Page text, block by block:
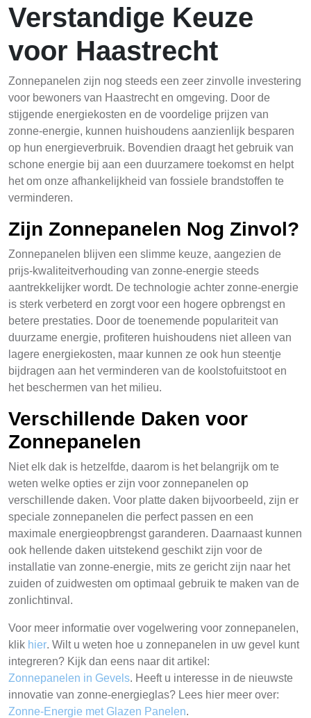
Verstandige Keuze
voor Haastrecht
Zonnepanelen zijn nog steeds een zeer zinvolle investering
voor bewoners van Haastrecht en omgeving. Door de
stijgende energiekosten en de voordelige prijzen van
zonne-energie, kunnen huishoudens aanzienlijk besparen
op hun energieverbruik. Bovendien draagt het gebruik van
schone energie bij aan een duurzamere toekomst en helpt
het om onze afhankelijkheid van fossiele brandstoffen te
verminderen.
Zijn Zonnepanelen Nog Zinvol?
Zonnepanelen blijven een slimme keuze, aangezien de
prijs-kwaliteitverhouding van zonne-energie steeds
aantrekkelijker wordt. De technologie achter zonne-energie
is sterk verbeterd en zorgt voor een hogere opbrengst en
betere prestaties. Door de toenemende populariteit van
duurzame energie, profiteren huishoudens niet alleen van
lagere energiekosten, maar kunnen ze ook hun steentje
bijdragen aan het verminderen van de koolstofuitstoot en
het beschermen van het milieu.
Verschillende Daken voor
Zonnepanelen
Niet elk dak is hetzelfde, daarom is het belangrijk om te
weten welke opties er zijn voor zonnepanelen op
verschillende daken. Voor platte daken bijvoorbeeld, zijn er
speciale zonnepanelen die perfect passen en een
maximale energieopbrengst garanderen. Daarnaast kunnen
ook hellende daken uitstekend geschikt zijn voor de
installatie van zonne-energie, mits ze gericht zijn naar het
zuiden of zuidwesten om optimaal gebruik te maken van de
zonlichtinval.
Voor meer informatie over vogelwering voor zonnepanelen,
klik hier. Wilt u weten hoe u zonnepanelen in uw gevel kunt
integreren? Kijk dan eens naar dit artikel:
Zonnepanelen in Gevels. Heeft u interesse in de nieuwste
innovatie van zonne-energieglas? Lees hier meer over:
Zonne-Energie met Glazen Panelen.